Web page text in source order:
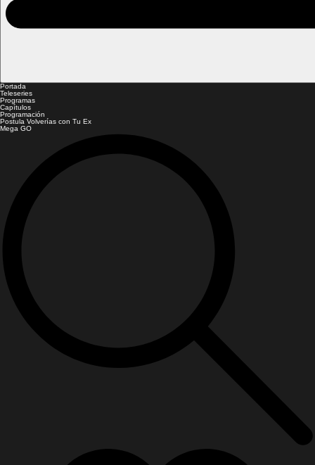
Portada
Teleseries
Programas
Capítulos
Programación
Postula Volverías con Tu Ex
Mega GO